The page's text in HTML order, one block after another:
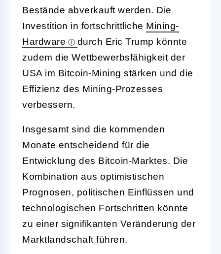
Bestände abverkauft werden. Die
Investition in fortschrittliche Mining-
Hardware
durch Eric Trump könnte
zudem die Wettbewerbsfähigkeit der
USA im Bitcoin-Mining stärken und die
Effizienz des Mining-Prozesses
verbessern.
Insgesamt sind die kommenden
Monate entscheidend für die
Entwicklung des Bitcoin-Marktes. Die
Kombination aus optimistischen
Prognosen, politischen Einflüssen und
technologischen Fortschritten könnte
zu einer signifikanten Veränderung der
Marktlandschaft führen.